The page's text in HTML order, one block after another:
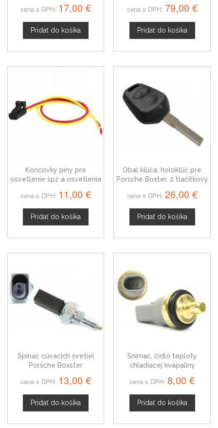
cena s DPH: 17,00 €
Pridať do košíka
cena s DPH: 79,00 €
Pridať do košíka
Koncovky piny pre
osvetlenie špz a osvetlenie
Porsche Boxster
cena s DPH: 11,00 €
Pridať do košíka
Obal kľúča, holokľúč pre
Porsche Boxter, 2 tlačítkový
cena s DPH: 26,00 €
Pridať do košíka
Spínač cúvacích svetiel
Porsche Boxster
cena s DPH: 13,00 €
Pridať do košíka
Snímač, čidlo teploty
chladiacej kvapaliny
06A919501
cena s DPH: 8,00 €
Pridať do košíka